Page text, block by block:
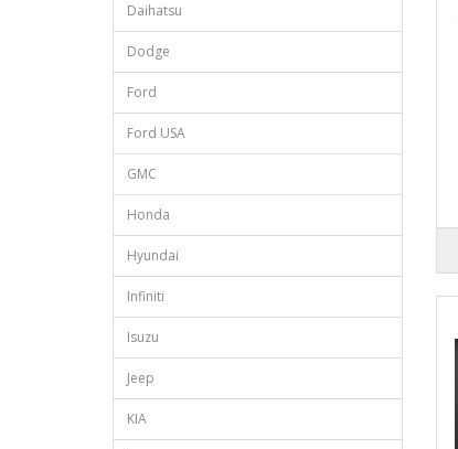
Daihatsu
Dodge
Ford
Ford USA
GMC
Honda
Hyundai
Infiniti
Isuzu
Jeep
KIA